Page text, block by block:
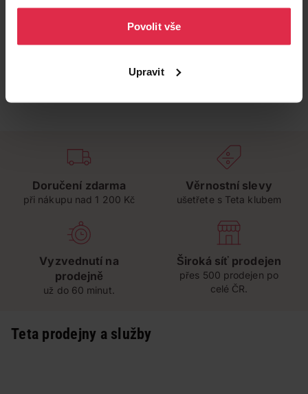
osobních údajů.
Povolit vše
Upravit
Doručení zdarma
při nákupu nad 1 200 Kč
Věrnostní slevy
ušetřete s Teta klubem
Vyzvednutí na
prodejně
už do 60 minut.
Široká síť prodejen
přes 500 prodejen po
celé ČR.
Teta prodejny a služby